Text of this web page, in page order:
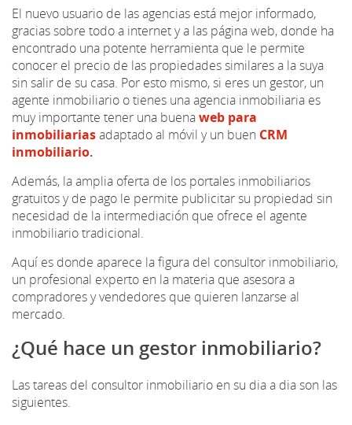
El nuevo usuario de las agencias está mejor informado,
gracias sobre todo a internet y a las página web, donde ha
encontrado una potente herramienta que le permite
conocer el precio de las propiedades similares a la suya
sin salir de su casa. Por esto mismo, si eres un gestor, un
agente inmobiliario o tienes una agencia inmobiliaria es
muy importante tener una buenaweb para
inmobiliariasadaptado al móvil y un buen CRM
inmobiliario.
Además, la amplia oferta de los portales inmobiliarios
gratuitos y de pago le permite publicitar su propiedad sin
necesidad de la intermediación que ofrece el agente
inmobiliario tradicional.
Aquí es donde aparece la figura del consultor inmobiliario,
un profesional experto en la materia que asesora a
compradores y vendedores que quieren lanzarse al
mercado.
¿Qué hace un gestor inmobiliario?
Las tareas del consultor inmobiliario en su dia a dia son las
siguientes.